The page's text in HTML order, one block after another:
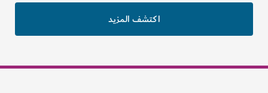
اكتشف المزيد